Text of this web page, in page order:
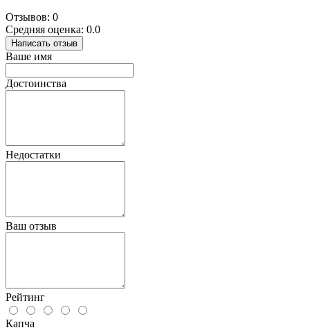
Отзывов: 0
Средняя оценка: 0.0
Написать отзыв
Ваше имя
Достоинства
Недостатки
Ваш отзыв
Рейтинг
Капча